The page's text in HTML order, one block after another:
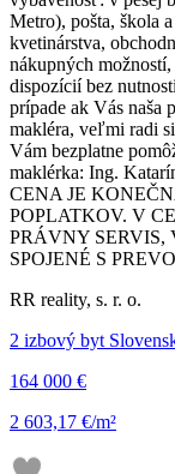
Metro), pošta, škola
kvetinárstva,
nákupných
dispozícií bez
prípade ak Vás naša
makléra, veľmi radi
Vám bezplatne
maklérka: Ing.
CENA JE
POPLATKOV. V
PRÁVNY
SPOJENÉ S
RR reality, s. r. o.
2 izbový byt
164 000 €
2 603,17 €/m²